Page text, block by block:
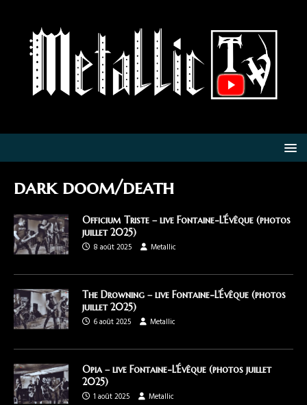
dark doom/death
Officium Triste – live Fontaine-L’Évêque (photos
juillet 2025)
8 août 2025
Metallic
The Drowning – live Fontaine-L’Évêque (photos
juillet 2025)
6 août 2025
Metallic
Opia – live Fontaine-L’Évêque (photos juillet
2025)
1 août 2025
Metallic